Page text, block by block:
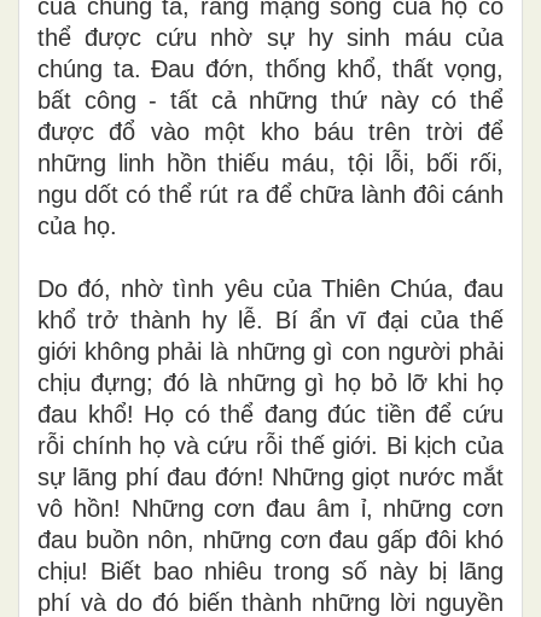
của chúng ta, rằng mạng sống của họ có
thể được cứu nhờ sự hy sinh máu của
chúng ta. Đau đớn, thống khổ, thất vọng,
bất công - tất cả những thứ này có thể
được đổ vào một kho báu trên trời để
những linh hồn thiếu máu, tội lỗi, bối rối,
ngu dốt có thể rút ra để chữa lành đôi cánh
của họ.
Do đó, nhờ tình yêu của Thiên Chúa, đau
khổ trở thành hy lễ. Bí ẩn vĩ đại của thế
giới không phải là những gì con người phải
chịu đựng; đó là những gì họ bỏ lỡ khi họ
đau khổ! Họ có thể đang đúc tiền để cứu
rỗi chính họ và cứu rỗi thế giới. Bi kịch của
sự lãng phí đau đớn! Những giọt nước mắt
vô hồn! Những cơn đau âm ỉ, những cơn
đau buồn nôn, những cơn đau gấp đôi khó
chịu! Biết bao nhiêu trong số này bị lãng
phí và do đó biến thành những lời nguyền